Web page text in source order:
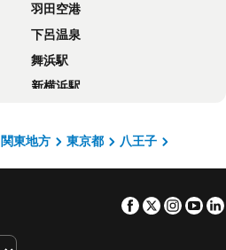
ホテルリブマックス府中アネックス
ホテルクラウンヒルズ相模原
東横INN立川駅北口
ホテルリブマックス BUDGET 府中
マロウド イン 八王子
ホテルメッツ立川
羽田空港
下呂温泉
舞浜駅
新横浜駅
上野駅
関東地方 東京都
八王子
Facebook
Twitter